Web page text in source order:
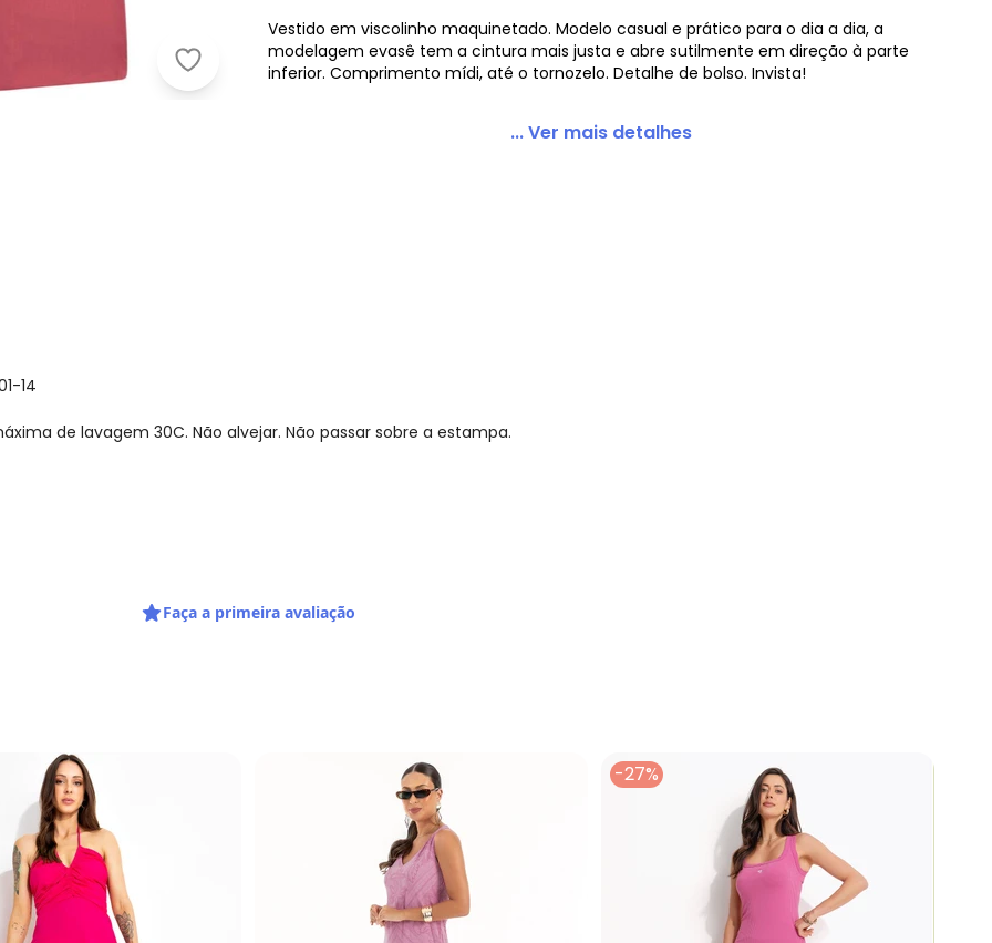
Malwee - Vestido Mídi Evasê Rosê
Vestido em viscolinho maquinetado. Modelo casual e prático para o dia a dia, a
modelagem evasê tem a cintura mais justa e abre sutilmente em direção à parte
inferior. Comprimento mídi, até o tornozelo. Detalhe de bolso. Invista!
... Ver mais detalhes
14
de lavagem 30C. Não alvejar. Não passar sobre a estampa.
N/D*
Faça a primeira avaliação
-27%